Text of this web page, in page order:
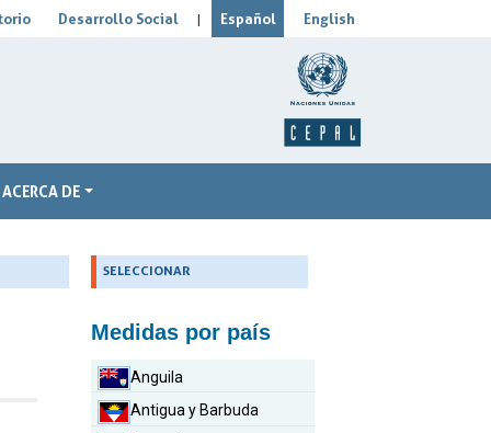
Desarrollo Social | Español English
ACERCA DE
_SELECCIONAR
Medidas por país
Anguila
Antigua y Barbuda